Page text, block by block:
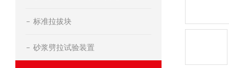
标准拉拔块
砂浆劈拉试验装置